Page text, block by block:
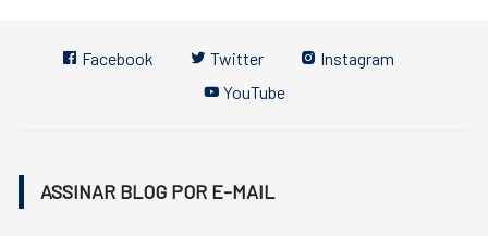
Facebook Twitter
Instagram
YouTube
ASSINAR BLOG POR E-MAIL